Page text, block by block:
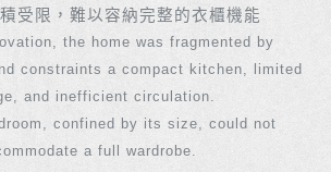
受限，難以容納完整的衣櫃機能
the home was fragmented by
constraints a compact kitchen, limited
and inefficient circulation.
confined by its size, could not
a full wardrobe.